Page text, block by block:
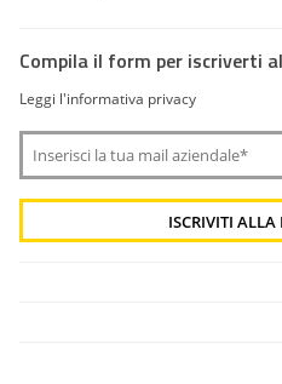
Compila il form per iscriverti
Leggi l'informativa privacy